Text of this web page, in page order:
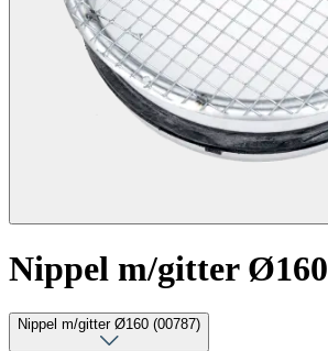
Nippel m/gitter Ø160
Nippel m/gitter Ø160 (00787)